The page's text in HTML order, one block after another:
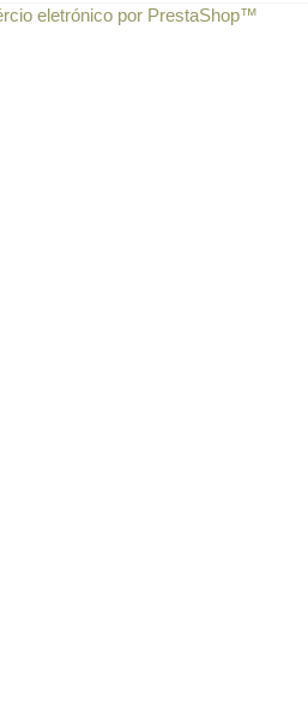
eletrónico por PrestaShop™